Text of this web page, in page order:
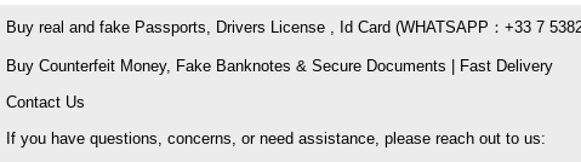
Buy real and fake Passports, Drivers License , Id Card (WHATSAPP：+33 7
Buy Counterfeit Money, Fake Banknotes & Secure Documents | Fast Delivery
Contact Us
If you have questions, concerns, or need assistance, please reach out to us: